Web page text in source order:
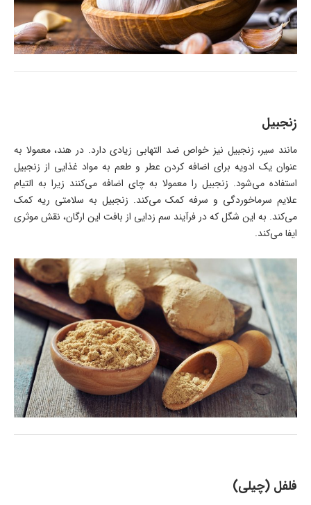
زنجبیل
مانند سیر، زنجبیل نیز خواص ضد التهابی زیادی دارد. در هند، معمولا به
عنوان یک ادویه برای اضافه کردن عطر و طعم به مواد غذایی از زنجبیل
استفاده می‌شود. زنجبیل را معمولا به چای اضافه می‌کنند زیرا به التیام
علایم سرماخوردگی و سرفه کمک می‌کند. زنجبیل به سلامتی ریه کمک
می‌کند. به این شگل که در فرآیند سم زدایی از بافت این ارگان، نقش موثری
ایفا می‌کند.
فلفل (چیلی)